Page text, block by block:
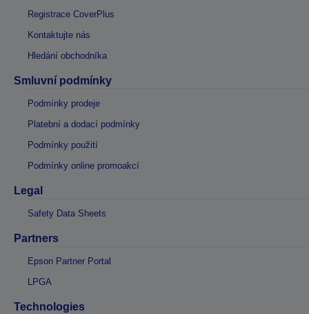
Registrace CoverPlus
Kontaktujte nás
Hledání obchodníka
Smluvní podmínky
Podmínky prodeje
Platební a dodací podmínky
Podmínky použití
Podmínky online promoakcí
Legal
Safety Data Sheets
Partners
Epson Partner Portal
LPGA
Technologies